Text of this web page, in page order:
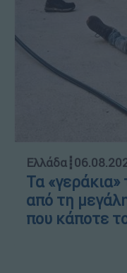
Ελλάδα┋
Τα
από τη
που κάποτε